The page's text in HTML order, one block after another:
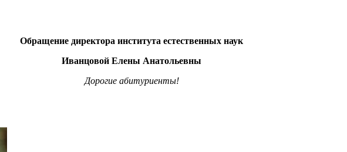
Обращение директора института естественных наук
Иванцовой Елены Анатольевны
Дорогие абитуриенты!